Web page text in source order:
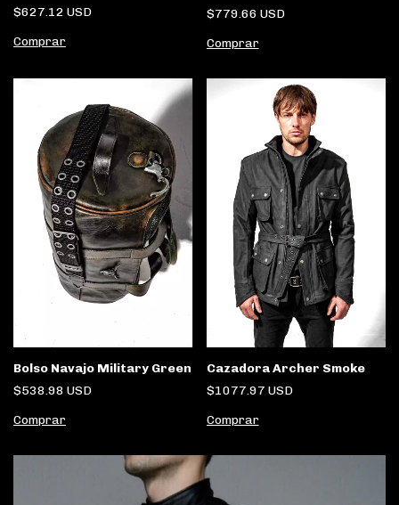
$627.12 USD
Comprar
$779.66 USD
Comprar
Bolso Navajo Military Green
$538.98 USD
Comprar
Cazadora Archer Smoke
$1077.97 USD
Comprar